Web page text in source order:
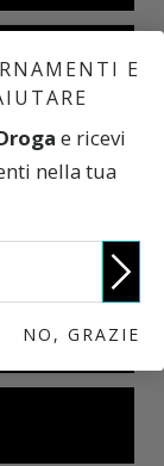
E
e ricevi
nella tua
NO, GRAZIE